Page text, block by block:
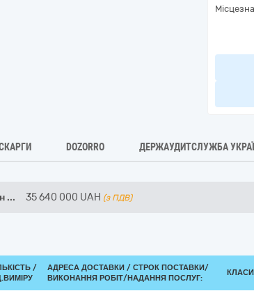
DOZORRO ДЕРЖАУДИТСЛУЖБА
... 35 640 000 UAH (з ПДВ)
/
АДРЕСА ДОСТАВКИ / СТРОК ПОСТАВКИ/
ВИКОНАННЯ РОБІТ/НАДАННЯ ПОСЛУГ: